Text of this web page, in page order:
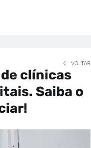
VOLTAR
clínicas
Saiba o